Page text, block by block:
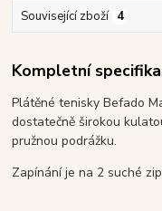
Související zboží 4
Kompletní
Plátěné tenisky Befado
dostatečně širokou
pružnou podrážku.
Zapínání je na 2 suché